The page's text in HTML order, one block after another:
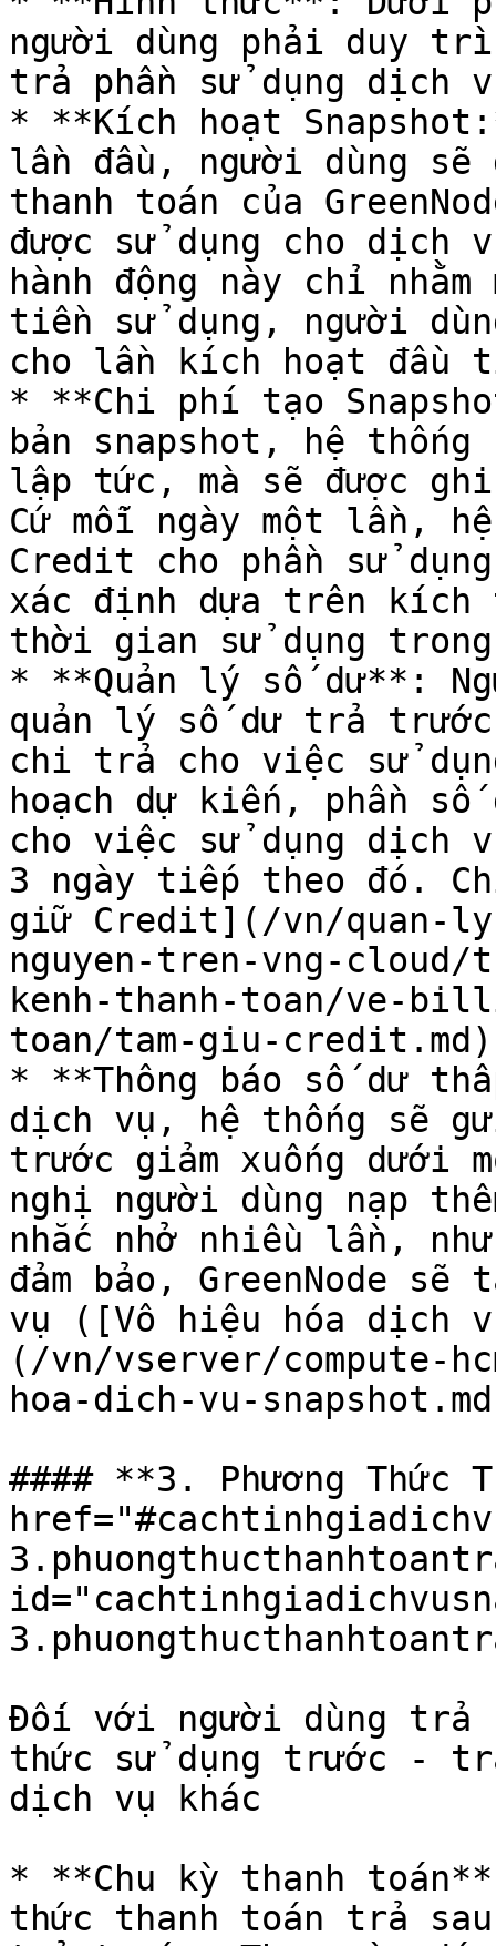
người dùng phải duy
trả phần sử dụng dịch
* **Kích hoạt
lần đầu, người dùng sẽ
thanh toán của
được sử dụng cho dịch
hành động này chỉ
tiền sử dụng, người
cho lần kích hoạt đầu
* **Chi phí tạo
bản snapshot, hệ
lập tức, mà sẽ được
Cứ mỗi ngày một lần,
Credit cho phần sử
xác định dựa trên kích
thời gian sử dụng trong
* **Quản lý số dư**:
quản lý số dư trả trước
chi trả cho việc sử
hoạch dự kiến, phần số
cho việc sử dụng dịch
3 ngày tiếp theo đó.
giữ Credit](/vn/quan-
nguyen-tren-vng-
kenh-thanh-toan/ve-
toan/tam-giu-
* **Thông báo số dư
dịch vụ, hệ thống sẽ
trước giảm xuống dưới
nghị người dùng nạp
nhắc nhở nhiều lần,
đảm bảo, GreenNode
vụ ([Vô hiệu hóa dịch
(/vn/vserver/compute-
hoa-dich-vu-
#### **3. Phương Thức
Đối với người dùng trả
thức sử dụng trước -
dịch vụ khác
* **Chu kỳ thanh
thức thanh toán trả